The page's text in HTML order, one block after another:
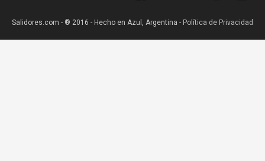
Salidores.com - ® 2016 - Hecho en Azul, Argentina - Política de Privacidad